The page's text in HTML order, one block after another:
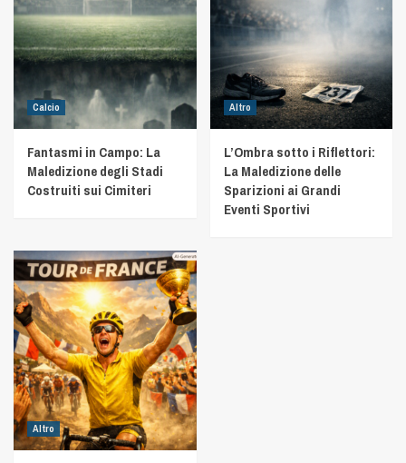
Calcio
Fantasmi in Campo: La
Maledizione degli Stadi
Costruiti sui Cimiteri
Altro
L’Ombra sotto i Riflettori:
La Maledizione delle
Sparizioni ai Grandi
Eventi Sportivi
Altro